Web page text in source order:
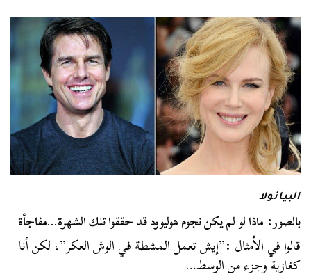
البيانولا
بالصور: ماذا لو لم يكن نجوم هوليوود قد حققوا تلك الشهرة…مفاجأة
قالوا في الأمثال :”إيش تعمل المشطة في الوش العكر”، لكن أنا
كغازية وجزء من الوسط…